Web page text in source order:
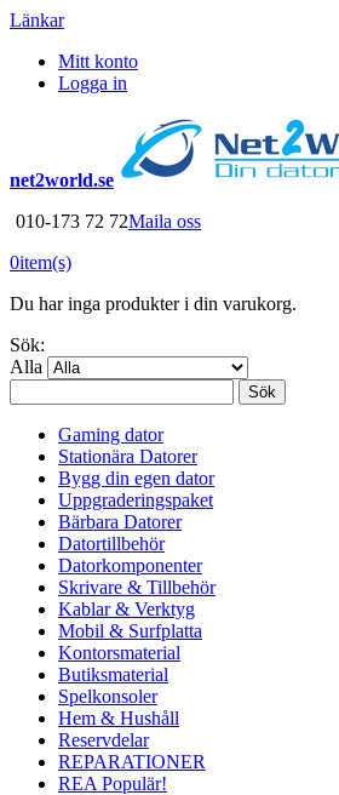
Länkar
Mitt konto
Logga in
net2world.se
010-173 72 72Maila oss
0item(s)
Du har inga produkter i din varukorg.
Sök:
Alla
Sök
Gaming dator
Stationära Datorer
Bygg din egen dator
Uppgraderingspaket
Bärbara Datorer
Datortillbehör
Datorkomponenter
Skrivare & Tillbehör
Kablar & Verktyg
Mobil & Surfplatta
Kontorsmaterial
Butiksmaterial
Spelkonsoler
Hem & Hushåll
Reservdelar
REPARATIONER
REA Populär!